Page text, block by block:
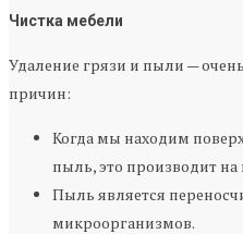
Чистка мебели
Удаление грязи и пыли —
причин:
Когда мы находим
пыль, это производит на
Пыль является
микроорганизмов.